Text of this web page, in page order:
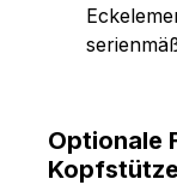
Optionale